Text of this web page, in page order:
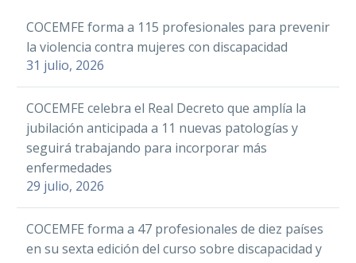
COCEMFE forma a 115 profesionales para prevenir
la violencia contra mujeres con discapacidad
31 julio, 2026
COCEMFE celebra el Real Decreto que amplía la
jubilación anticipada a 11 nuevas patologías y
seguirá trabajando para incorporar más
enfermedades
29 julio, 2026
COCEMFE forma a 47 profesionales de diez países
en su sexta edición del curso sobre discapacidad y